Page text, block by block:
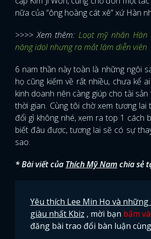
nữa của “ông hoàng cát xê” xứ Hàn
>>>> Xem thêm: Loạt mỹ nhân
năng idol nhưng ra mắt làm diễn viên
6 nam thần này toàn là những ngôi
họ cũng kiếm về rất nhiều, chưa kể
kinh doanh nên càng giúp cho tài
thời gian. Cùng tôi chờ xem tương lai
đổi gì không nhé, xem ra top 1 cách
biết đâu được, tương lai sẽ có sự
sao.
* Bài viết của Thích Mỹ Namchia sẻ
Yêu thích Lee Min Ho và
giàu nhất Kbiz , mời bạn bấm
đăng bài trao đổi bàn luận